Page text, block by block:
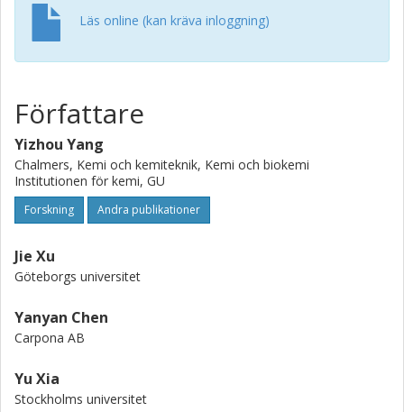
applications might emerge for diamondiyne.
Läs online (kan kräva inloggning)
Författare
Yizhou Yang
Chalmers, Kemi och kemiteknik, Kemi och biokemi
Institutionen för kemi, GU
Forskning Andra publikationer
Jie Xu
Göteborgs universitet
Yanyan Chen
Carpona AB
Yu Xia
Stockholms universitet